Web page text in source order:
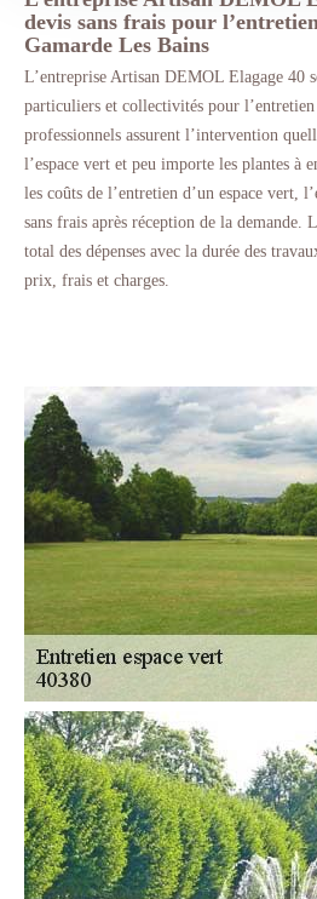
devis sans frais pour
Gamarde Les Bains
L’entreprise Artisan DEMOL Elagage 40
particuliers et collectivités pour
professionnels assurent l’intervention
l’espace vert et peu importe les plantes à
les coûts de l’entretien d’un espace vert,
sans frais après réception de la demande.
total des dépenses avec la durée des
prix, frais et charges.